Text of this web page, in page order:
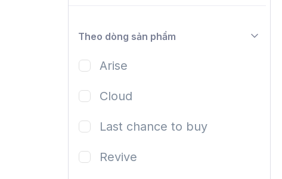
Theo dòng sản phẩm
Arise
Cloud
Last chance to buy
Revive